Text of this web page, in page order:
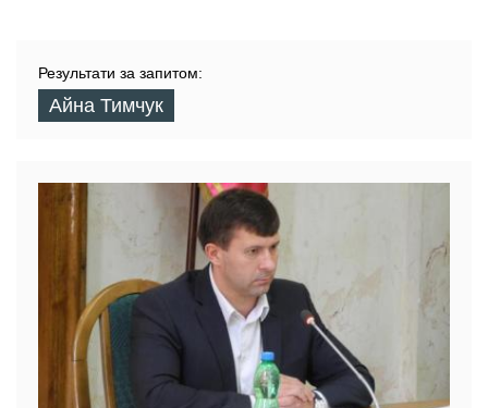
Результати за запитом:
Айна Тимчук